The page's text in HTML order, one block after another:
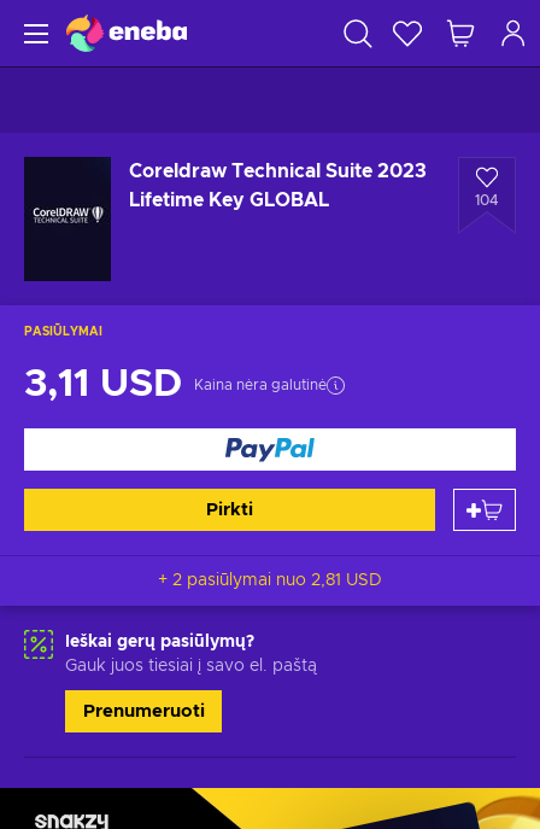
Coreldraw Technical Suite 2023
Lifetime Key GLOBAL
104
PASIŪLYMAI
3,11 USD Kaina nėra galutinė
Pirkti
+ 2 pasiūlymai nuo 2,81 USD
Ieškai gerų pasiūlymų?
Gauk juos tiesiai į savo el. paštą
Prenumeruoti